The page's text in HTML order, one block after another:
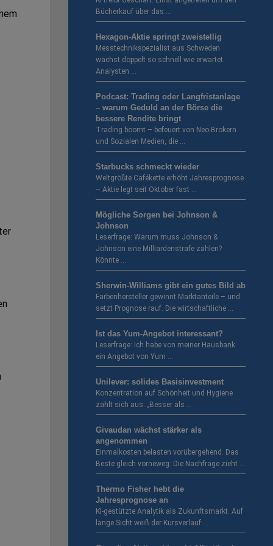
Bücherkauf über das …
Hexagon-Aktie springt zweistellig
Messtechnikspezialist aus Schweden
wächst doppelt so schnell wie erwartet.
Analysten …
Podcast: Trading oder Langfristanlage
– warum Geduld an der Börse die
bessere Rendite bringt
Trading boomt – befeuert von Neo-Brokern
und Sozialen Medien, die …
Starbucks schmeckt wieder
Weltgrößte Cafékette erhöht Jahresprognose
– Aktie legt seit Oktober fast …
Mögliche Sorgen bei Johnson &
Johnson
Leserfrage: Warum muss Johnson &
Johnson eine Milliardenstrafe zahlen?
Könnte …
Sherwin-Williams gibt ein gutes Bild ab
Farbenhersteller gewinnt Marktanteile – und
setzt Prognose rauf. Die wirtschaftliche …
Ist das Yum-Angebot interessant?
Leserfrage: Ich habe von meiner Hausbank
ein Angebot von Yum …
Unilever: solides Basisinvestment
Konzentration auf Schönheit und Hygiene
zahlt sich aus. „Besser als …
Givaudan wächst stärker als
angenommen
Einmalkosten belasten vorübergehend. Das
Beste gleich vorneweg: Die Nachfrage zieht …
Thermo Fisher hebt die
Jahresprognose an
KI-gestützte Analytik als Zukunftsmarkt. Auf
lange Sicht weiß der Kursverlauf …